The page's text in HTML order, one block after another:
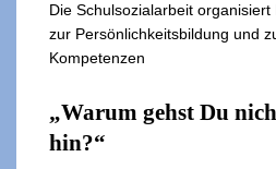
Die Schulsozialarbeit organisiert
zur Persönlichkeitsbildung und
Kompetenzen
„Warum gehst Du
hin?“